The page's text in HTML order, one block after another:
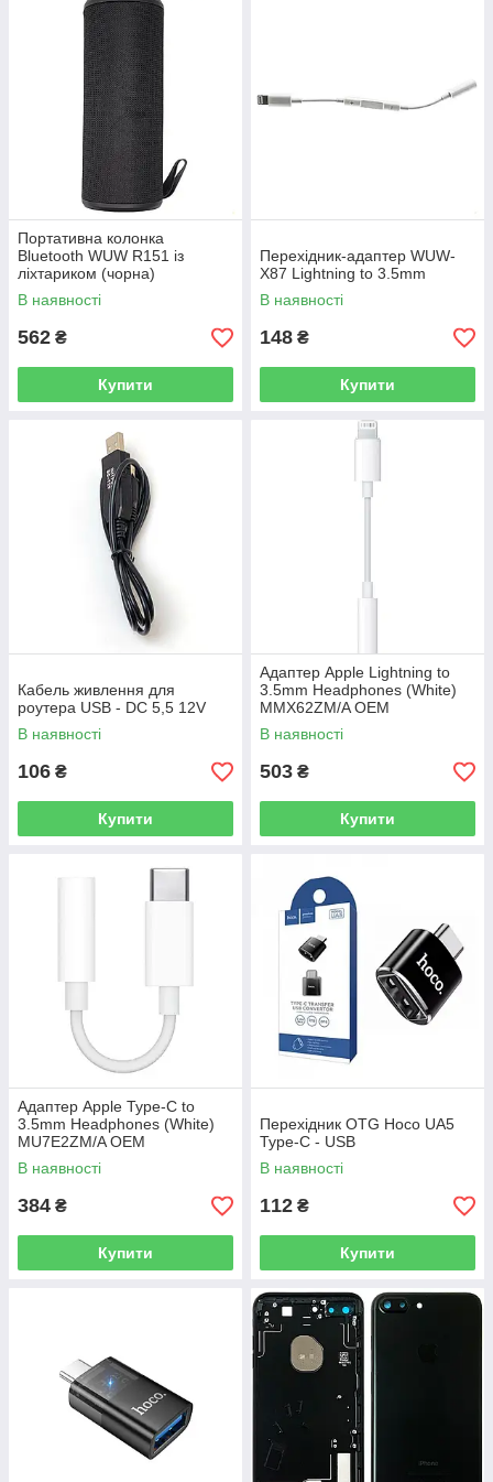
Портативна колонка
Bluetooth WUW R151 із
ліхтариком (чорна)
В наявності
562 ₴
Купити
Перехідник-адаптер WUW-
X87 Lightning to 3.5mm
В наявності
148 ₴
Купити
Кабель живлення для
роутера USB - DC 5,5 12V
В наявності
106 ₴
Купити
Адаптер Apple Lightning to
3.5mm Headphones (White)
MMX62ZM/A OEM
В наявності
503 ₴
Купити
Адаптер Apple Type-C to
3.5mm Headphones (White)
MU7E2ZM/A OEM
В наявності
384 ₴
Купити
Перехідник OTG Hoco UA5
Type-C - USB
В наявності
112 ₴
Купити